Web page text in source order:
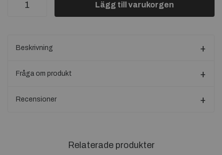
Lägg till varukorgen
Beskrivning
Fråga om produkt
Recensioner
Relaterade produkter